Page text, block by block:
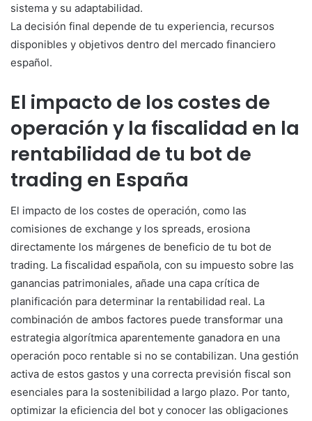
sistema y su adaptabilidad.
La decisión final depende de tu experiencia, recursos
disponibles y objetivos dentro del mercado financiero
español.
El impacto de los costes de
operación y la fiscalidad en la
rentabilidad de tu bot de
trading en España
El impacto de los costes de operación, como las
comisiones de exchange y los spreads, erosiona
directamente los márgenes de beneficio de tu bot de
trading. La fiscalidad española, con su impuesto sobre las
ganancias patrimoniales, añade una capa crítica de
planificación para determinar la rentabilidad real. La
combinación de ambos factores puede transformar una
estrategia algorítmica aparentemente ganadora en una
operación poco rentable si no se contabilizan. Una gestión
activa de estos gastos y una correcta previsión fiscal son
esenciales para la sostenibilidad a largo plazo. Por tanto,
optimizar la eficiencia del bot y conocer las obligaciones